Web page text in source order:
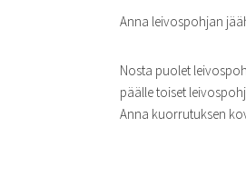
Anna leivospohjan
Nosta puolet
päälle toiset
Anna kuorrutuksen